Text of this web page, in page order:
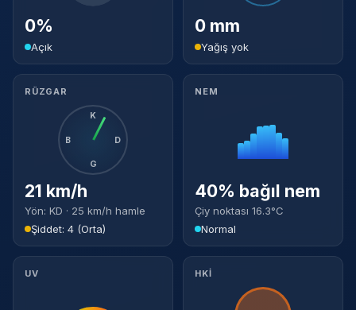
0%
Açık
0 mm
Yağış yok
RÜZGAR
K
D
G
B
21 km/h
Yön: KD · 25 km/h hamle
Şiddet: 4 (Orta)
NEM
40% bağıl nem
Çiy noktası 16.3°C
Normal
UV HKİ